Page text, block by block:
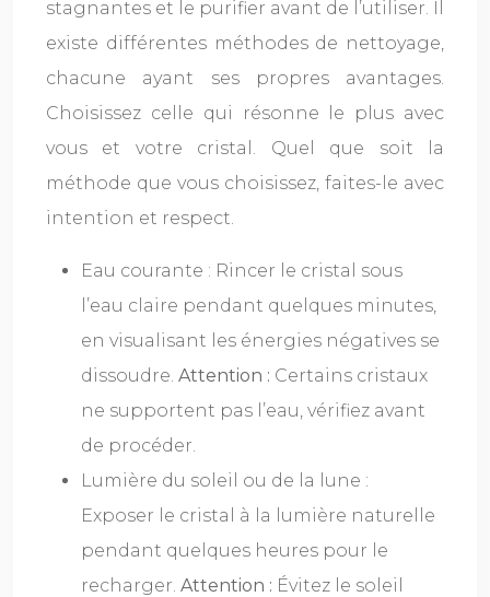
stagnantes et le purifier avant de l’utiliser. Il
existe différentes méthodes de nettoyage,
chacune ayant ses propres avantages.
Choisissez celle qui résonne le plus avec
vous et votre cristal. Quel que soit la
méthode que vous choisissez, faites-le avec
intention et respect.
Eau courante : Rincer le cristal sous
l’eau claire pendant quelques minutes,
en visualisant les énergies négatives se
dissoudre. Attention : Certains cristaux
ne supportent pas l’eau, vérifiez avant
de procéder.
Lumière du soleil ou de la lune :
Exposer le cristal à la lumière naturelle
pendant quelques heures pour le
recharger. Attention : Évitez le soleil